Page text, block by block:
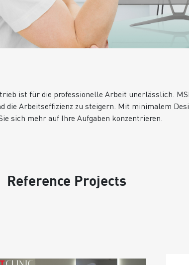
ist für die professionelle Arbeit unerlässlich.
die Arbeitseffizienz zu steigern. Mit minimalem
sich mehr auf Ihre Aufgaben konzentrieren.
Reference Projects